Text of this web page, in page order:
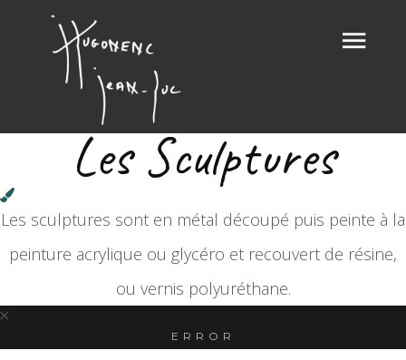
Les Sculptures
Les sculptures sont en métal découpé puis peinte à la
peinture acrylique ou glycéro et recouvert de résine,
ou vernis polyuréthane.
ERROR